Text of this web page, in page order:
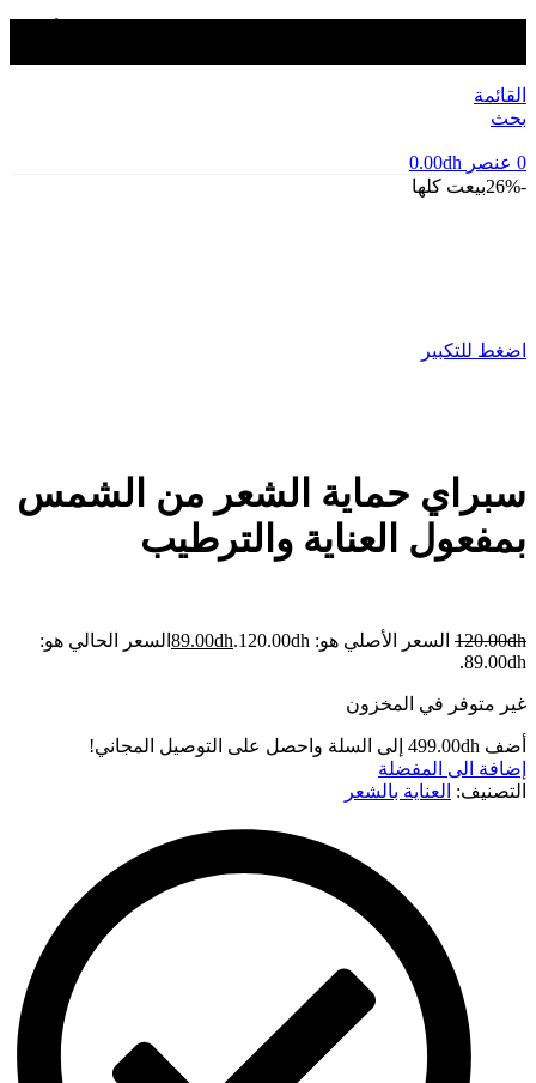
القائمة
بحث
0 عنصر 0.00dh
-26%
بيعت كلها
اضغط للتكبير
سبراي حماية الشعر من الشمس
بمفعول العناية والترطيب
120.00dh السعر الأصلي هو: 120.00dh. 89.00dh
السعر الحالي هو:
89.00dh.
غير متوفر في المخزون
أضف 499.00dh
إلى السلة واحصل على التوصيل المجاني!
إضافة الى المفضلة
التصنيف: العناية بالشعر